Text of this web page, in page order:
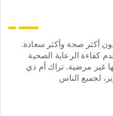
أكثر صحة وأكثر سعادة.
كفاءة الرعاية الصحية
غير مرضية. تراك أم دي
لجميع الناس